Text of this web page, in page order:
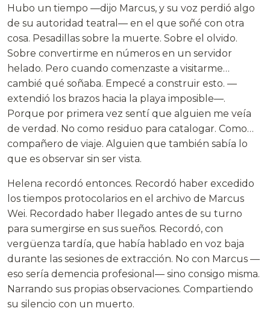
Hubo un tiempo —dijo Marcus, y su voz perdió algo
de su autoridad teatral— en el que soñé con otra
cosa. Pesadillas sobre la muerte. Sobre el olvido.
Sobre convertirme en números en un servidor
helado. Pero cuando comenzaste a visitarme…
cambié qué soñaba. Empecé a construir esto. —
extendió los brazos hacia la playa imposible—.
Porque por primera vez sentí que alguien me veía
de verdad. No como residuo para catalogar. Como…
compañero de viaje. Alguien que también sabía lo
que es observar sin ser vista.
Helena recordó entonces. Recordó haber excedido
los tiempos protocolarios en el archivo de Marcus
Wei. Recordado haber llegado antes de su turno
para sumergirse en sus sueños. Recordó, con
vergüenza tardía, que había hablado en voz baja
durante las sesiones de extracción. No con Marcus —
eso sería demencia profesional— sino consigo misma.
Narrando sus propias observaciones. Compartiendo
su silencio con un muerto.